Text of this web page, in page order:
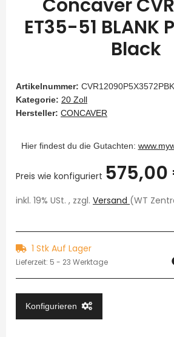
Concaver
ET35-51 BLANK
Black
Artikelnummer: CVR12090P5X3572PBK
Kategorie: 20 Zoll
Hersteller: CONCAVER
Hier findest du die Gutachten:
Preis wie konfiguriert
inkl. 19% USt. , zzgl. Versand (WT
1 Stk Auf Lager
Lieferzeit: 5 - 23 Werktage
Konfigurieren